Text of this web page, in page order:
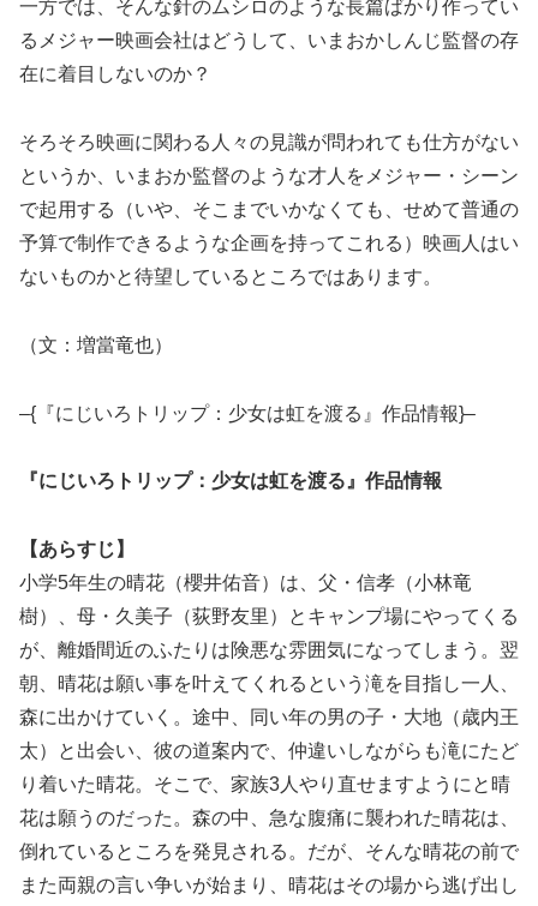
一方では、そんな針のムシロのような長篇ばかり作ってい
るメジャー映画会社はどうして、いまおかしんじ監督の存
在に着目しないのか？
そろそろ映画に関わる人々の見識が問われても仕方がない
というか、いまおか監督のような才人をメジャー・シーン
で起用する（いや、そこまでいかなくても、せめて普通の
予算で制作できるような企画を持ってこれる）映画人はい
ないものかと待望しているところではあります。
（文：増當竜也）
–{『にじいろトリップ：少女は虹を渡る』作品情報}–
『にじいろトリップ：少女は虹を渡る』作品情報
【あらすじ】
小学5年生の晴花（櫻井佑音）は、父・信孝（小林竜
樹）、母・久美子（荻野友里）とキャンプ場にやってくる
が、離婚間近のふたりは険悪な雰囲気になってしまう。翌
朝、晴花は願い事を叶えてくれるという滝を目指し一人、
森に出かけていく。途中、同い年の男の子・大地（歳内王
太）と出会い、彼の道案内で、仲違いしながらも滝にたど
り着いた晴花。そこで、家族3人やり直せますようにと晴
花は願うのだった。森の中、急な腹痛に襲われた晴花は、
倒れているところを発見される。だが、そんな晴花の前で
また両親の言い争いが始まり、晴花はその場から逃げ出し